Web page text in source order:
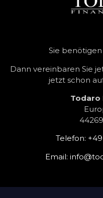
Todaro
Telefon:
Email:
Sie
Dann vereinbaren Sie
jetzt schon